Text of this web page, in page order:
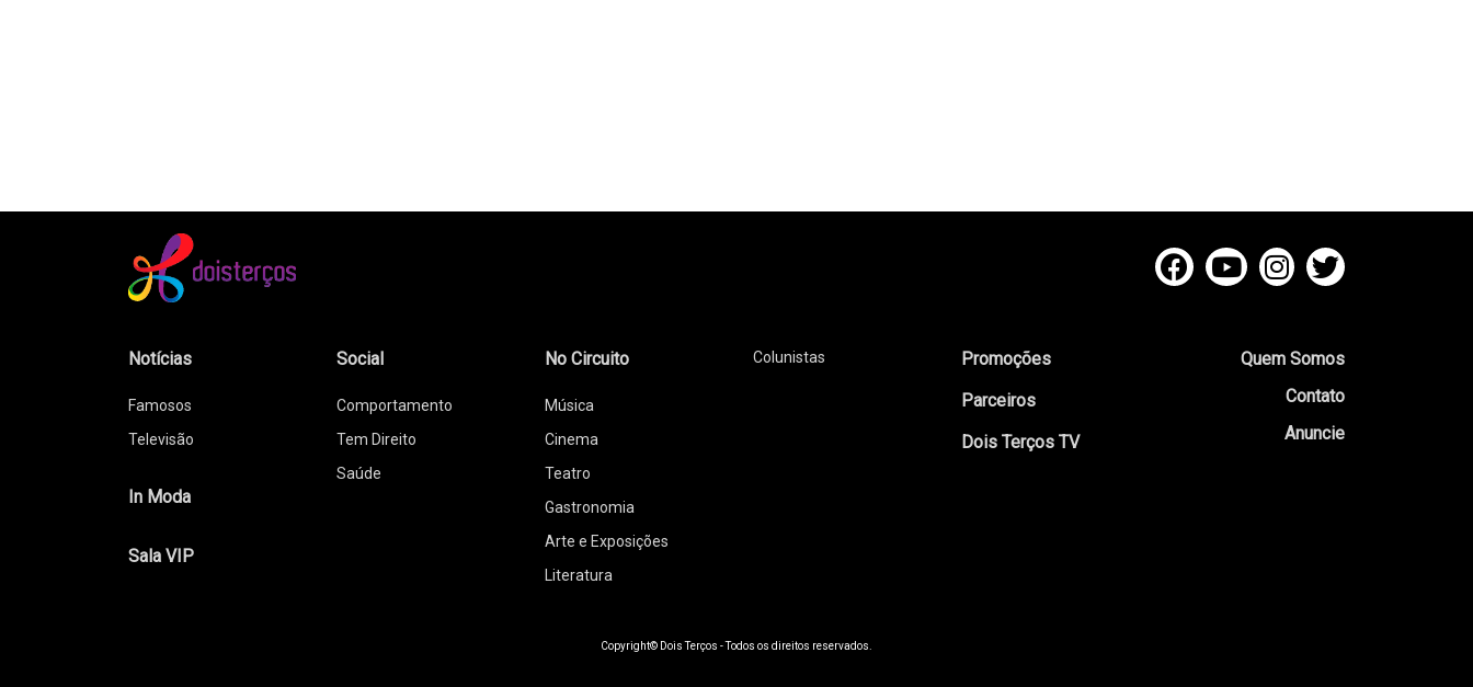
Notícias
Famosos
Televisão
In Moda
Sala VIP
Social
Comportamento
Tem Direito
Saúde
No Circuito
Música
Cinema
Teatro
Gastronomia
Arte e Exposições
Literatura
Colunistas
Promoções
Parceiros
Dois Terços TV
Quem Somos
Contato
Anuncie
Copyright© Dois Terços - Todos os direitos reservados.